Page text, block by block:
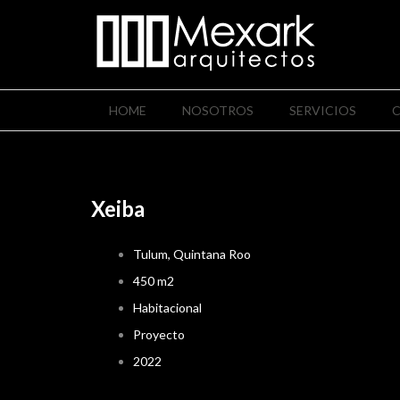
HOME NOSOTROS SERVICIOS
Xeiba
Tulum, Quintana Roo
450 m2
Habitacional
Proyecto
2022